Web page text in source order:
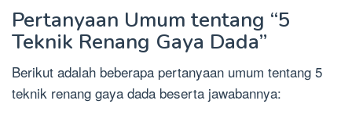
Pertanyaan Umum tentang “5
Teknik Renang Gaya Dada”
Berikut adalah beberapa pertanyaan umum tentang 5
teknik renang gaya dada beserta jawabannya: